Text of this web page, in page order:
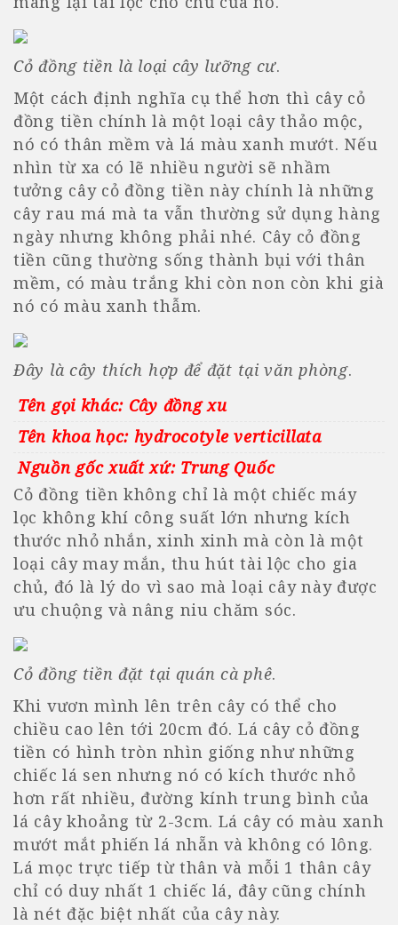
Cỏ đồng tiền là loại cây lưỡng cư.
Một cách định nghĩa cụ thể hơn thì cây cỏ
đồng tiền chính là một loại cây thảo mộc,
nó có thân mềm và lá màu xanh mướt. Nếu
nhìn từ xa có lẽ nhiều người sẽ nhầm
tưởng cây cỏ đồng tiền này chính là những
cây rau má mà ta vẫn thường sử dụng hàng
ngày nhưng không phải nhé. Cây cỏ đồng
tiền cũng thường sống thành bụi với thân
mềm, có màu trắng khi còn non còn khi già
nó có màu xanh thẫm.
Đây là cây thích hợp để đặt tại văn phòng.
Tên gọi khác: Cây đồng xu
Tên khoa học: hydrocotyle verticillata
Nguồn gốc xuất xứ: Trung Quốc
Cỏ đồng tiền không chỉ là một chiếc máy
lọc không khí công suất lớn nhưng kích
thước nhỏ nhắn, xinh xinh mà còn là một
loại cây may mắn, thu hút tài lộc cho gia
chủ, đó là lý do vì sao mà loại cây này được
ưu chuộng và nâng niu chăm sóc.
Cỏ đồng tiền đặt tại quán cà phê.
Khi vươn mình lên trên cây có thể cho
chiều cao lên tới 20cm đó. Lá cây cỏ đồng
tiền có hình tròn nhìn giống như những
chiếc lá sen nhưng nó có kích thước nhỏ
hơn rất nhiều, đường kính trung bình của
lá cây khoảng từ 2-3cm. Lá cây có màu xanh
mướt mắt phiến lá nhẵn và không có lông.
Lá mọc trực tiếp từ thân và mỗi 1 thân cây
chỉ có duy nhất 1 chiếc lá, đây cũng chính
là nét đặc biệt nhất của cây này.